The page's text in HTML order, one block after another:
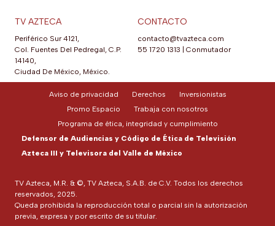
TV AZTECA
Periférico Sur 4121,
Col. Fuentes Del Pedregal, C.P.
14140,
Ciudad De México, México.
CONTACTO
contacto@tvazteca.com
55 1720 1313 | Conmutador
TV Azteca, M.R. & ©, TV Azteca, S.A.B. de C.V. Todos los derechos
reservados, 2025.
Queda prohibida la reproducción total o parcial sin la autorización
previa, expresa y por escrito de su titular.
Aviso de privacidad Derechos
Inversionistas
Promo Espacio
Trabaja con nosotros
Programa de ética, integridad y cumplimiento
Defensor de Audiencias y Código de Ética de Televisión
Azteca III y Televisora del Valle de México